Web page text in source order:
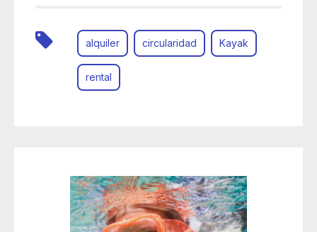
alquiler circularidad Kayak
rental